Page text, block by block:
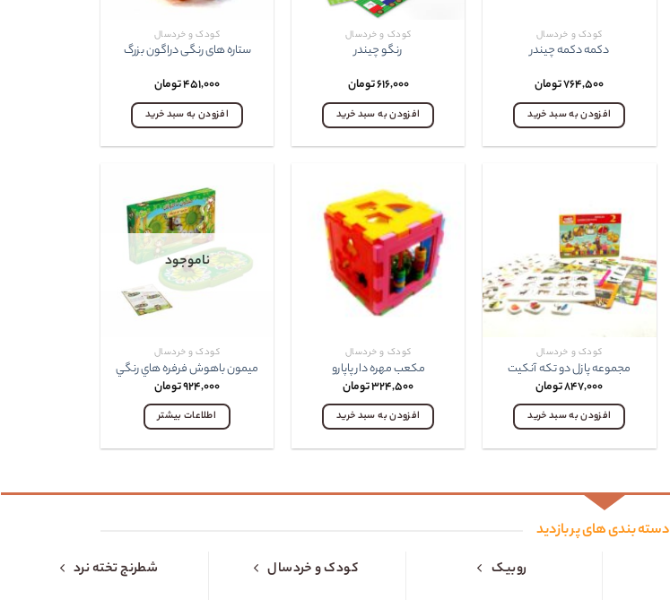
کودک و خردسال
دکمه دکمه چيندر
۷۶۴,۵۰۰تومان
افزودن به سبد خرید
کودک و خردسال
رنگو چيندر
۶۱۶,۰۰۰تومان
افزودن به سبد خرید
کودک و خردسال
ستاره های رنگی دراگون بزرگ
۴۵۱,۰۰۰تومان
افزودن به سبد خرید
کودک و خردسال
مجموعه پازل دو تکه آنکيت
۸۴۷,۰۰۰تومان
افزودن به سبد خرید
کودک و خردسال
مکعب مهره دار پاپارو
۳۲۴,۵۰۰تومان
افزودن به سبد خرید
ناموجود
کودک و خردسال
ميمون باهوش فرفره هاي رنگي
۹۲۴,۰۰۰تومان
اطلاعات بیشتر
دسته بندی های پر بازدید
روبیک کودک و خردسال شطرنج تخته نرد